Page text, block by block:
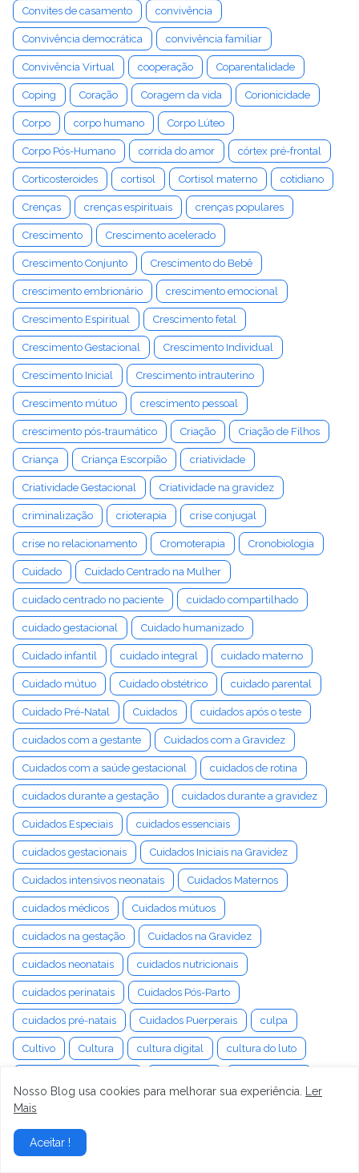
Convites de casamento convivência
Convivência democrática convivência familiar
Convivência Virtual cooperação Coparentalidade
Coping Coração Coragem da vida Corionicidade
Corpo corpo humano Corpo Lúteo
Corpo Pós-Humano corrida do amor córtex pré-frontal
Corticosteroides cortisol Cortisol materno cotidiano
Crenças crenças espirituais crenças populares
Crescimento Crescimento acelerado
Crescimento Conjunto Crescimento do Bebê
crescimento embrionário crescimento emocional
Crescimento Espiritual Crescimento fetal
Crescimento Gestacional Crescimento Individual
Crescimento Inicial Crescimento intrauterino
Crescimento mútuo crescimento pessoal
crescimento pós-traumático Criação Criação de Filhos
Criança Criança Escorpião criatividade
Criatividade Gestacional Criatividade na gravidez
criminalização crioterapia crise conjugal
crise no relacionamento Cromoterapia Cronobiologia
Cuidado Cuidado Centrado na Mulher
cuidado centrado no paciente cuidado compartilhado
cuidado gestacional Cuidado humanizado
Cuidado infantil cuidado integral cuidado materno
Cuidado mútuo Cuidado obstétrico cuidado parental
Cuidado Pré-Natal Cuidados cuidados após o teste
cuidados com a gestante Cuidados com a Gravidez
Cuidados com a saúde gestacional cuidados de rotina
cuidados durante a gestação cuidados durante a gravidez
Cuidados Especiais cuidados essenciais
cuidados gestacionais Cuidados Iniciais na Gravidez
Cuidados intensivos neonatais Cuidados Maternos
cuidados médicos Cuidados mútuos
cuidados na gestação Cuidados na Gravidez
cuidados neonatais cuidados nutricionais
cuidados perinatais Cuidados Pós-Parto
cuidados pré-natais Cuidados Puerperais culpa
Cultivo Cultura cultura digital cultura do luto
cura da labirintite
curadoria de produtos
Nosso Blog usa cookies para melhorar sua experiência.
Ler
Mais
Aceitar !